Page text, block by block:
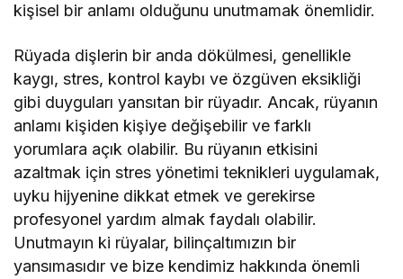
kişisel bir anlamı olduğunu unutmamak önemlidir.
Rüyada dişlerin bir anda dökülmesi, genellikle
kaygı, stres, kontrol kaybı ve özgüven eksikliği
gibi duyguları yansıtan bir rüyadır. Ancak, rüyanın
anlamı kişiden kişiye değişebilir ve farklı
yorumlara açık olabilir. Bu rüyanın etkisini
azaltmak için stres yönetimi teknikleri uygulamak,
uyku hijyenine dikkat etmek ve gerekirse
profesyonel yardım almak faydalı olabilir.
Unutmayın ki rüyalar, bilinçaltımızın bir
yansımasıdır ve bize kendimiz hakkında önemli